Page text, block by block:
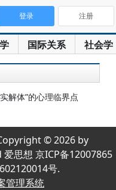
国际关系 社会学
登录 注册
解体”的心理临界点
© 2026 by
思想 京ICP备12007865
号.
管理系统